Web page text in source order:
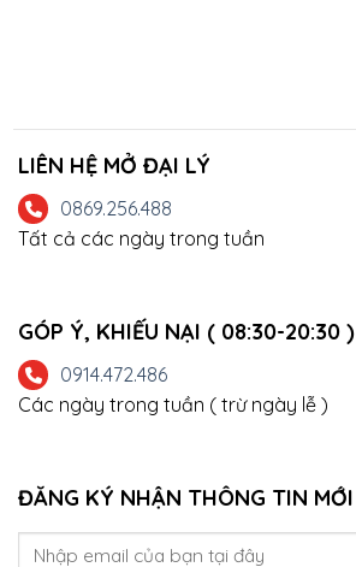
LIÊN HỆ MỞ ĐẠI LÝ
0869.256.488
Tất cả các ngày trong tuần
GÓP Ý, KHIẾU NẠI ( 08:30-20:30 )
0914.472.486
Các ngày trong tuần ( trừ ngày lễ )
ĐĂNG KÝ NHẬN THÔNG TIN MỚI